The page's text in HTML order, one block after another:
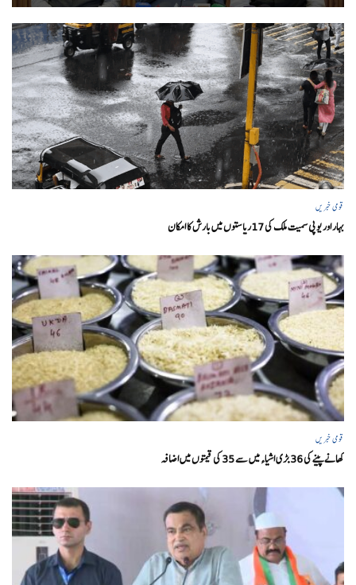
قومی خبریں
بہار اور یو پی سمیت ملک کی 17ریاستوں میں بارش کا امکان
قومی خبریں
کھانے پینے کی 36 بڑی اشیاء میں سے 35 کی قیمتوں میں اضافہ